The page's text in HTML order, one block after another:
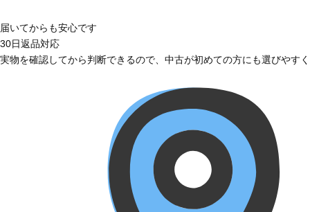
届いてからも安心です
30日返品対応
実物を確認してから判断できるので、中古が初めての方にも選びやす